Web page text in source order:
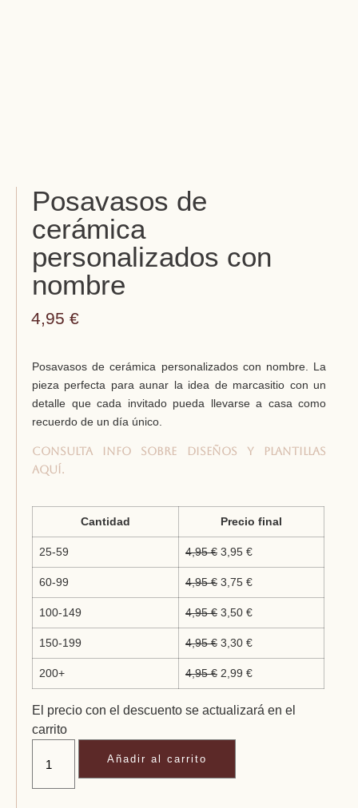
Posavasos de
cerámica
personalizados con
nombre
4,95 €
Posavasos de cerámica personalizados con nombre. La
pieza perfecta para aunar la idea de marcasitio con un
detalle que cada invitado pueda llevarse a casa como
recuerdo de un día único.
Consulta info sobre diseños y plantillas
aquí.
Cantidad Precio final
25-59 4,95€ 3,95 €
60-99 4,95€ 3,75 €
100-149 4,95€ 3,50 €
150-199 4,95€ 3,30 €
200+ 4,95€ 2,99 €
El precio con el descuento se actualizará en el
carrito
Añadir al carrito